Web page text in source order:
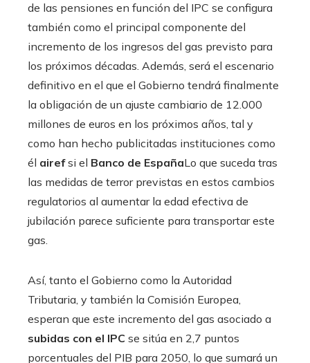
de las pensiones en función del IPC se configura
también como el principal componente del
incremento de los ingresos del gas previsto para
los próximos décadas. Además, será el escenario
definitivo en el que el Gobierno tendrá finalmente
la obligación de un ajuste cambiario de 12.000
millones de euros en los próximos años, tal y
como han hecho publicitadas instituciones como
él airefsi el Banco de EspañaLo que suceda tras
las medidas de terror previstas en estos cambios
regulatorios al aumentar la edad efectiva de
jubilación parece suficiente para transportar este
gas.
Así, tanto el Gobierno como la Autoridad
Tributaria, y también la Comisión Europea,
esperan que este incremento del gas asociado a
subidas con el IPC se sitúa en 2,7 puntos
porcentuales del PIB para 2050, lo que sumará un